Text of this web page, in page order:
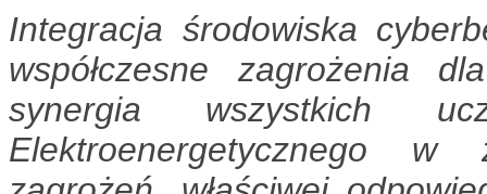
Integracja środowiska
współczesne zagrożenia
synergia wszystkich
Elektroenergetycznego w